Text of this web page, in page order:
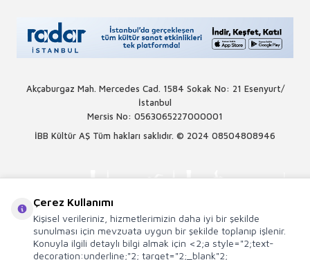
Akçaburgaz Mah. Mercedes Cad. 1584 Sokak No: 21 Esenyurt/
İstanbul
Mersis No: 0563065227000001
İBB Kültür AŞ Tüm hakları saklıdır. © 2024 08504808946
Çerez Kullanımı
Kişisel verileriniz, hizmetlerimizin daha iyi bir şekilde
sunulması için mevzuata uygun bir şekilde toplanıp işlenir.
Konuyla ilgili detaylı bilgi almak için <2;a style="2;text-
decoration:underline;"2; target="2;_blank"2;